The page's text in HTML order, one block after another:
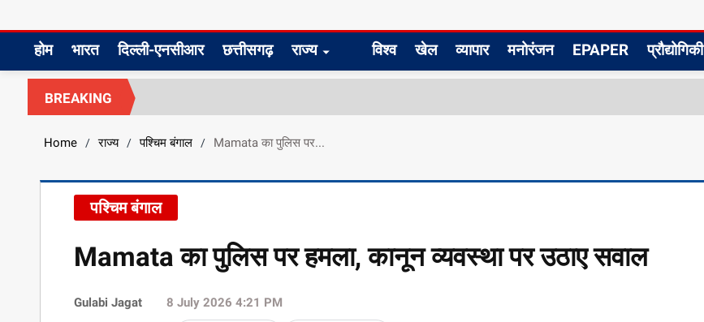
होम भारत दिल्ली-एनसीआर छत्तीसगढ़ राज्य विश्व खेल व्यापार मनोरंजन EPAPER प्रौद्योगिकी
BREAKING
Home / राज्य / पश्चिम बंगाल / Mamata का पुलिस पर...
पश्चिम बंगाल
Mamata का पुलिस पर हमला, कानून व्यवस्था पर उठाए सवाल
Gulabi Jagat 8 July 2026 4:21 PM